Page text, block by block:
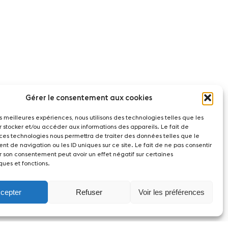
Gérer le consentement aux cookies
meilleures expériences, nous utilisons des technologies telles que les
stocker et/ou accéder aux informations des appareils. Le fait de
technologies nous permettra de traiter des données telles que le
de navigation ou les ID uniques sur ce site. Le fait de ne pas consentir
son consentement peut avoir un effet négatif sur certaines
et fonctions.
Refuser Voir les préférences